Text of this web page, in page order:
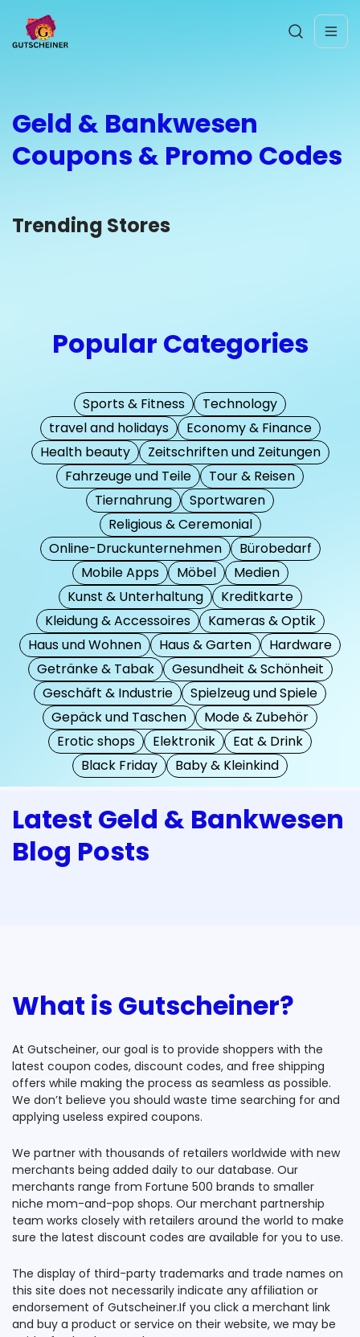
Geld & Bankwesen
Coupons & Promo Codes
Trending Stores
Popular Categories
Sports & Fitness
Technology
travel and holidays
Economy & Finance
Health beauty
Zeitschriften und Zeitungen
Fahrzeuge und Teile
Tour & Reisen
Tiernahrung
Sportwaren
Religious & Ceremonial
Online-Druckunternehmen
Bürobedarf
Mobile Apps
Möbel
Medien
Kunst & Unterhaltung
Kreditkarte
Kleidung & Accessoires
Kameras & Optik
Haus und Wohnen
Haus & Garten
Hardware
Getränke & Tabak
Gesundheit & Schönheit
Geschäft & Industrie
Spielzeug und Spiele
Gepäck und Taschen
Mode & Zubehör
Erotic shops
Elektronik
Eat & Drink
Black Friday
Baby & Kleinkind
Latest Geld & Bankwesen
Blog Posts
What is Gutscheiner?
At Gutscheiner, our goal is to provide shoppers with the
latest coupon codes, discount codes, and free shipping
offers while making the process as seamless as possible.
We don’t believe you should waste time searching for and
applying useless expired coupons.
We partner with thousands of retailers worldwide with new
merchants being added daily to our database. Our
merchants range from Fortune 500 brands to smaller
niche mom-and-pop shops. Our merchant partnership
team works closely with retailers around the world to make
sure the latest discount codes are available for you to use.
The display of third-party trademarks and trade names on
this site does not necessarily indicate any affiliation or
endorsement of Gutscheiner.If you click a merchant link
and buy a product or service on their website, we may be